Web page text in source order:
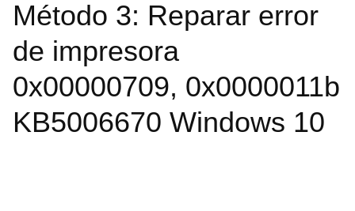
Método 3: Reparar error
de impresora
0x00000709, 0x0000011b
KB5006670 Windows 10